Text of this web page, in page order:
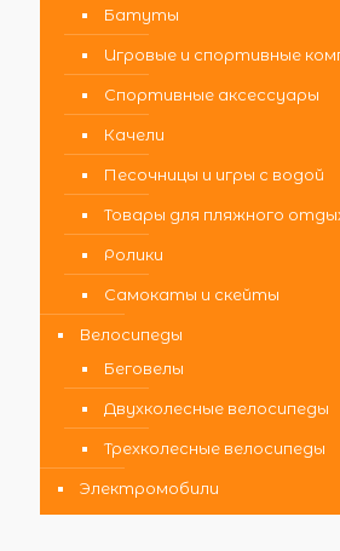
Батуты
Игровые и спортивные
Спортивные аксессуары
Качели
Песочницы и игры с водой
Товары для пляжного
Ролики
Самокаты и скейты
Велосипеды
Беговелы
Двухколесные велосипеды
Трехколесные велосипеды
Электромобили